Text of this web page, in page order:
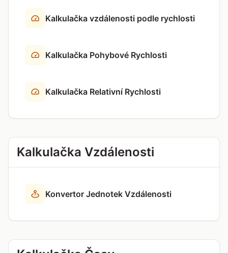
Kalkulačka vzdálenosti podle rychlosti
Kalkulačka Pohybové Rychlosti
Kalkulačka Relativní Rychlosti
Kalkulačka Vzdálenosti
Konvertor Jednotek Vzdálenosti